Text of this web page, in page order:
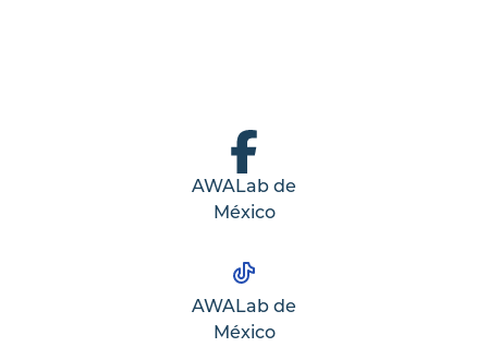
AWALab de
México
AWALab de
México